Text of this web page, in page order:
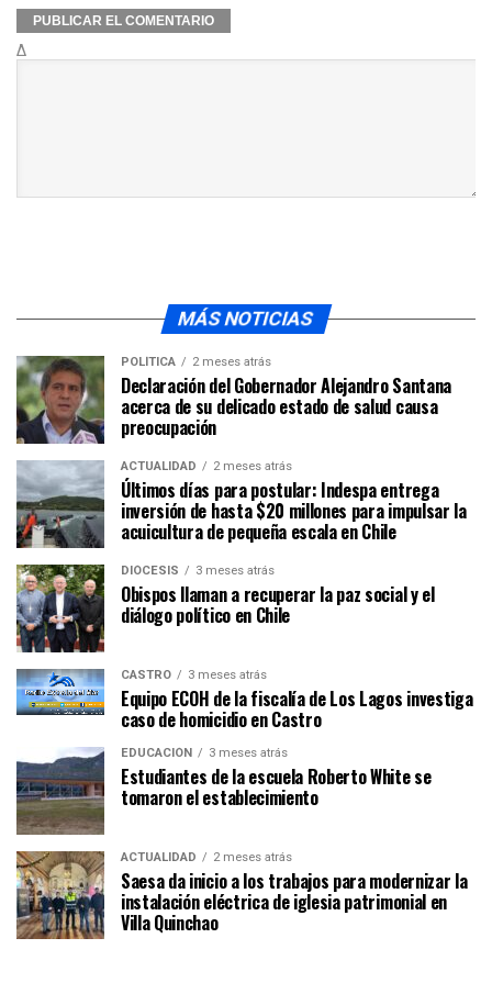
Δ
MÁS NOTICIAS
POLÍTICA 2 meses atrás
Declaración del Gobernador Alejandro Santana
acerca de su delicado estado de salud causa
preocupación
ACTUALIDAD 2 meses atrás
Últimos días para postular: Indespa entrega
inversión de hasta $20 millones para impulsar la
acuicultura de pequeña escala en Chile
DIÓCESIS 3 meses atrás
Obispos llaman a recuperar la paz social y el
diálogo político en Chile
CASTRO 3 meses atrás
Equipo ECOH de la fiscalía de Los Lagos investiga
caso de homicidio en Castro
EDUCACIÓN 3 meses atrás
Estudiantes de la escuela Roberto White se
tomaron el establecimiento
ACTUALIDAD 2 meses atrás
Saesa da inicio a los trabajos para modernizar la
instalación eléctrica de iglesia patrimonial en
Villa Quinchao